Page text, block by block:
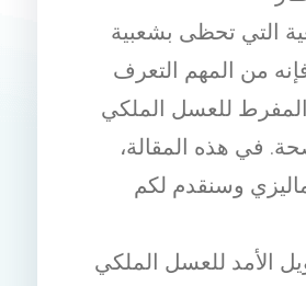
التي تحظى بشعبية
من المهم التعرف
المفرط للعسل الملكي
في هذه المقالة،
وسنقدم لكم
الأمد للعسل الملكي